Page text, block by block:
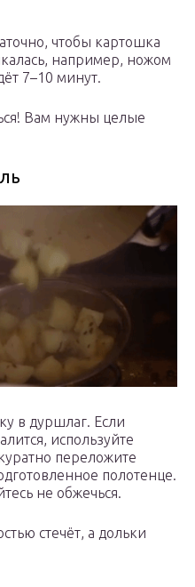
чтобы картошка
например, ножом
7–10 минут.
Вам нужны целые
в дуршлаг. Если
используйте
переложите
полотенце.
не обжечься.
стечёт, а дольки